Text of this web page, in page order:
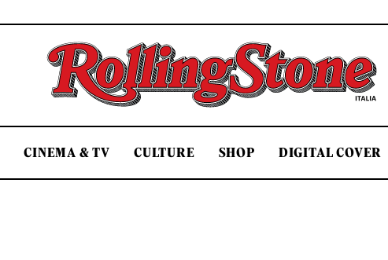
Rolling Stone Italia
CINEMA & TV CULTURE SHOP DIGITAL COVER